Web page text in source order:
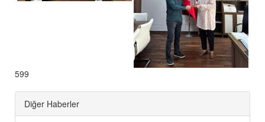
599
Diğer Haberler